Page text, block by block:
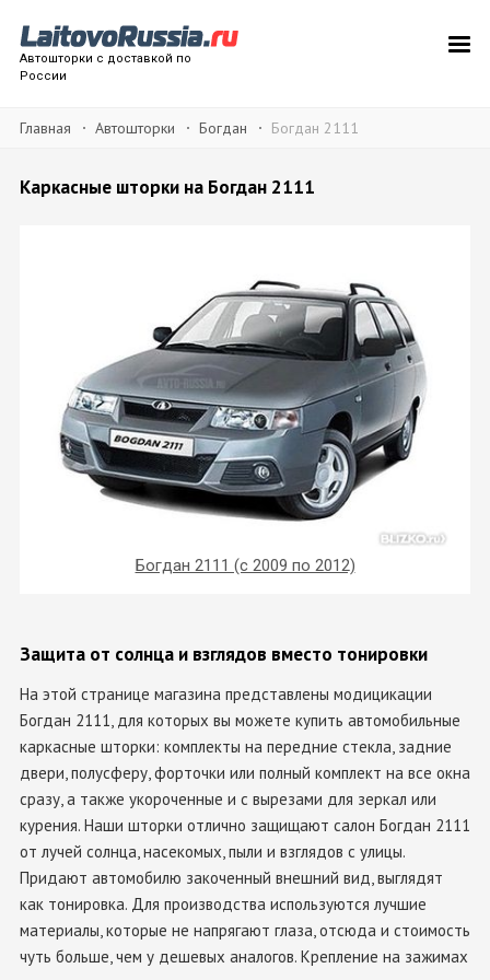
Автошторки с доставкой по
России
Главная Автошторки Богдан Богдан 2111
Каркасные шторки на Богдан 2111
Богдан 2111 (с 2009 по 2012)
Защита от солнца и взглядов вместо тонировки
На этой странице магазина представлены модицикации
Богдан 2111, для которых вы можете купить автомобильные
каркасные шторки: комплекты на передние стекла, задние
двери, полусферу, форточки или полный комплект на все окна
сразу, а также укороченные и с вырезами для зеркал или
курения. Наши шторки отлично защищают салон Богдан 2111
от лучей солнца, насекомых, пыли и взглядов с улицы.
Придают автомобилю закоченный внешний вид, выглядят
как тонировка. Для производства используются лучшие
материалы, которые не напрягают глаза, отсюда и стоимость
чуть больше, чем у дешевых аналогов. Крепление на зажимах